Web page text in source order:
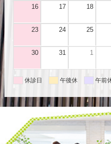
16 17 18
23 24 25
30 31 1
休診日 午後休 午前